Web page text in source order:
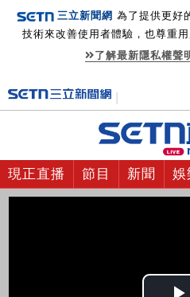
三立新聞網 為了提供更好
技術來改善使用者體驗，也尊重
了解最新隱私權聲
現正直播 節目 新聞 娛